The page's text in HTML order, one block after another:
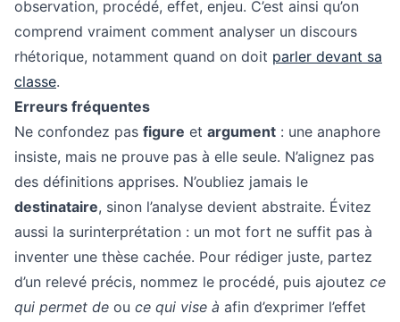
observation, procédé, effet, enjeu. C’est ainsi qu’on
comprend vraiment comment analyser un discours
rhétorique, notamment quand on doit parler devant sa
classe.
Erreurs fréquentes
Ne confondez pas figure et argument : une anaphore
insiste, mais ne prouve pas à elle seule. N’alignez pas
des définitions apprises. N’oubliez jamais le
destinataire, sinon l’analyse devient abstraite. Évitez
aussi la surinterprétation : un mot fort ne suffit pas à
inventer une thèse cachée. Pour rédiger juste, partez
d’un relevé précis, nommez le procédé, puis ajoutez ce
qui permet de ou ce qui vise à afin d’exprimer l’effet